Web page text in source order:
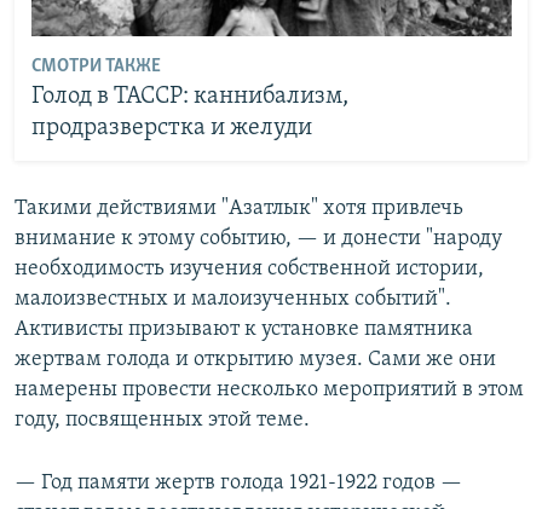
СМОТРИ ТАКЖЕ
Голод в ТАССР: каннибализм,
продразверстка и желуди
Такими действиями "Азатлык" хотя привлечь
внимание к этому событию, — и донести "народу
необходимость изучения собственной истории,
малоизвестных и малоизученных событий".
Активисты призывают к установке памятника
жертвам голода и открытию музея. Сами же они
намерены провести несколько мероприятий в этом
году, посвященных этой теме.
— Год памяти жертв голода 1921-1922 годов —